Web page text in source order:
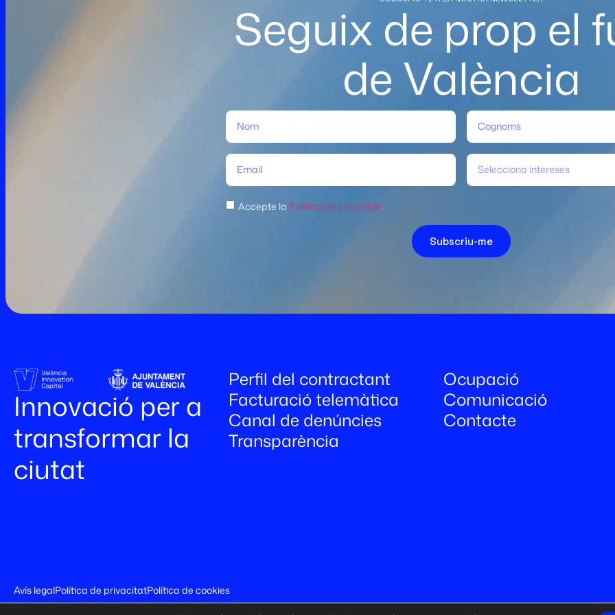
Seguix de prop el
de València
Selecciona intereses
Accepte la Política de privacitat
Subscriu-me
Innovació per a
transformar la
ciutat
Perfil del contractant
Facturació telemàtica
Canal de denúncies
Transparència
Ocupació
Comunicació
Contacte
Avís legalPolítica de privacitatPolítica de cookies